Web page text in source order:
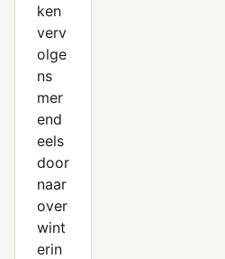
ken
verv
olge
ns
mer
end
eels
door
naar
over
wint
erin